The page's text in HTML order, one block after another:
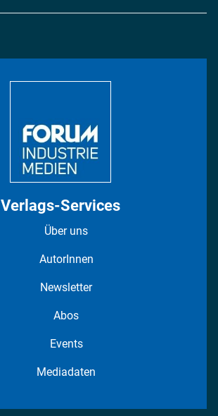
Verlags-Services
Über uns
AutorInnen
Newsletter
Abos
Events
Mediadaten